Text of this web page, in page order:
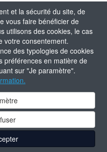
et la sécurité du site, de
vous faire bénéficier de
utilisons des cookies, le cas
votre consentement.
des typologies de cookies
préférences en matière de
sur "Je paramètre".